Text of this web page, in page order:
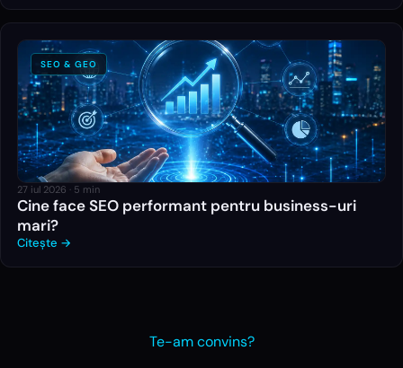
SEO & GEO
27 iul 2026 · 5 min
Cine face SEO performant pentru business-uri
mari?
Citește →
Te-am convins?